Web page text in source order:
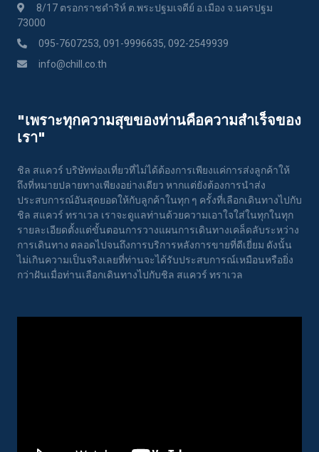
8/17 ตรอกราชดำริห์ ต.พระปฐมเจดีย์ อ.เมือง จ.นครปฐม
73000
095-7607253, 091-9996635, 092-2549939
info@chill.co.th
"เพราะทุกความสุขของท่านคือความสําเร็จของ
เรา"
ชิล สแควร์ บริษัทท่องเที่ยวที่ไม่ได้ต้องการเพียงแค่การส่งลูกค้าให้
ถึงที่หมายปลายทางเพียงอย่างเดียว หากแต่ยังต้องการนำส่ง
ประสบการณ์อันสุดยอดให้กับลูกค้าในทุก ๆ ครั้งที่เลือกเดินทางไปกับ
ชิล สแควร์ ทราเวล เราจะดูแลท่านด้วยความเอาใจใส่ในทุกในทุก
รายละเอียดตั้งแต่ขั้นตอนการวางแผนการเดินทางเคล็ดลับระหว่าง
การเดินทาง ตลอดไปจนถึงการบริการหลังการขายที่ดีเยี่ยม ดังนั้น
ไม่เกินความเป็นจริงเลยที่ท่านจะได้รับประสบการณ์เหมือนหรือยิ่ง
กว่าฝันเมื่อท่านเลือกเดินทางไปกับชิล สแควร์ ทราเวล